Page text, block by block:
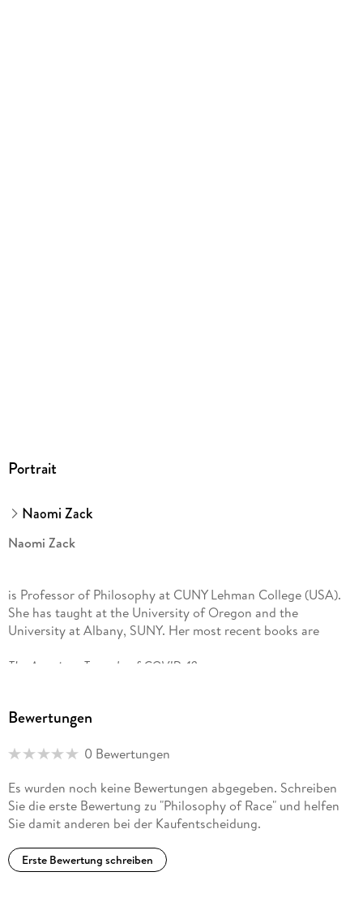
Portrait
Naomi Zack
Naomi Zack
is Professor of Philosophy at CUNY Lehman College (USA).
She has taught at the University of Oregon and the
University at Albany, SUNY. Her most recent books are
The American Tragedy of COVID-19
Government
(2020). Other recent books include
Reviving the Social Compact: Inclusive Citizenship in an Age of
Extreme Politics
Bewertungen
0 Bewertungen
Es wurden noch keine Bewertungen abgegeben. Schreiben
Sie die erste Bewertung zu "Philosophy of Race" und helfen
Sie damit anderen bei der Kaufentscheidung.
Erste Bewertung schreiben